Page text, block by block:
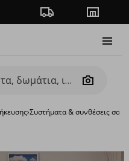
Πορεία παραγγελίας
Camera
›Συστήματα & συνθέσεις